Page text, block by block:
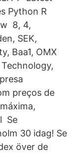
Python R
8, 4,
SEK,
Baa1, OMX
preços de
Se
30 idag! Se
över de